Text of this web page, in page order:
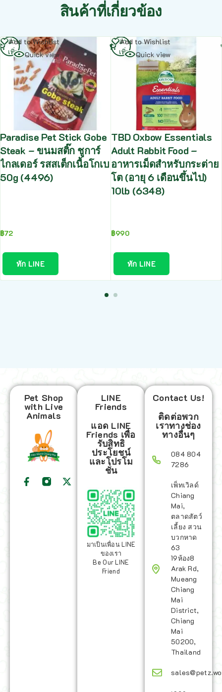
สินค้าที่เกี่ยวข้อง
Add to Wishlist
Quick view
Paradise Pet Stick Gobe
Steak – ขนมสติ๊ก ชูการ์
ไกลเดอร์ รสสเต็กเนื้อโกเบ
50g (4496)
฿72
ทัก LINE
อ่าน
เพิ่ม
Add to Wishlist
Quick view
TBD Oxbow Essentials
Adult Rabbit Food –
อาหารเม็ดสำหรับกระต่าย
โต (อายุ 6 เดือนขึ้นไป)
10lb (6348)
฿990
ทัก LINE
อ่าน
เพิ่ม
Pet Shop
with Live
Animals
LINE
Friends
แอด LINE
Friends เพื่อ
รับสิทธิ
ประโยชน์
และโปรโม
ชั่น
มาเป็นเพื่อน LINE
ของเรา
Be Our LINE
Friend
Contact Us!
ติดต่อพวก
เราทางช่อง
ทางอื่นๆ
084 804
7286
เพ็ทเวิลด์
Chiang
Mai,
ตลาดสัตว์
เลี้ยง สวน
บวกหาด
63
19ห้อง8
Arak Rd,
Mueang
Chiang
Mai
District,
Chiang
Mai
50200,
Thailand